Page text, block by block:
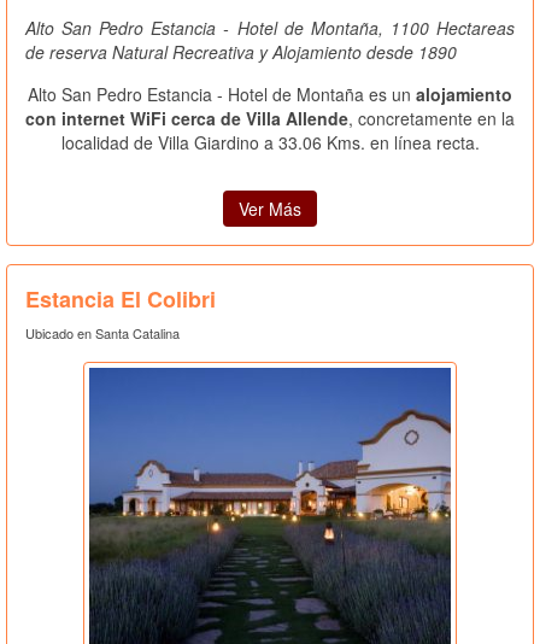
Alto San Pedro Estancia - Hotel de Montaña, 1100 Hectareas
de reserva Natural Recreativa y Alojamiento desde 1890
Alto San Pedro Estancia - Hotel de Montaña es un alojamiento
con internet WiFi cerca de Villa Allende, concretamente en la
localidad de Villa Giardino a 33.06 Kms. en línea recta.
Ver Más
Estancia El Colibri
Ubicado en Santa Catalina